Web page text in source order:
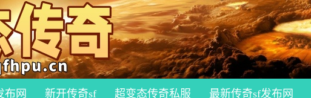
布网 新开传奇sf 超变态传奇私服 最新传奇sf发布网